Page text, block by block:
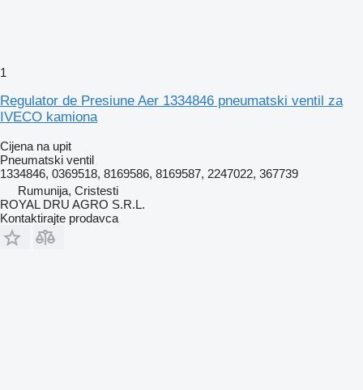
1
Regulator de Presiune Aer 1334846 pneumatski ventil za
IVECO kamiona
Cijena na upit
Pneumatski ventil
1334846, 0369518, 8169586, 8169587, 2247022, 367739
Rumunija, Cristesti
ROYAL DRU AGRO S.R.L.
Kontaktirajte prodavca